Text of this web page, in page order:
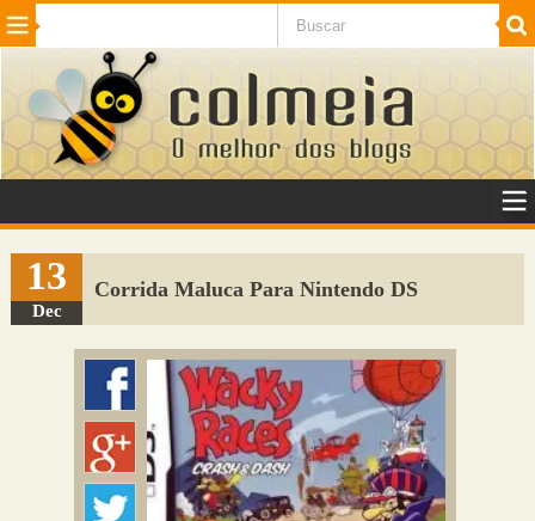
Beleza Cinema e TV
Internet Jogos NotÃ­cias SaÃºde
VeÃ­culos Adulto
Sugerir Link
Adicionar Blog
Colmeia Exchange
Perguntas Frequentes
13
Dec
Corrida Maluca Para Nintendo DS